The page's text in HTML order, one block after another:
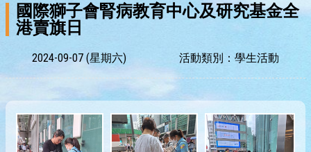
國際獅子會腎病教育中心及研究基金全
港賣旗日
2024-09-07 (星期六) 活動類別：學生活動